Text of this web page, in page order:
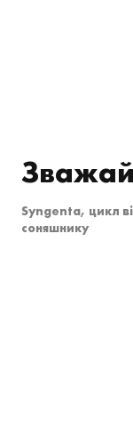
Syngenta, цикл
соняшнику